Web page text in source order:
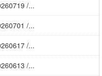
/...
/...
/...
/...